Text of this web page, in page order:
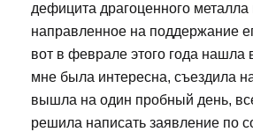
дефицита драгоценного металла
направленное на поддержание
вот в феврале этого года нашла
мне была интересна, съездила
вышла на один пробный день,
решила написать заявление по